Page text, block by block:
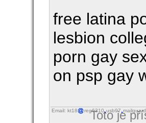
free latina
lesbion
porn gay
on psp gay
Email: kt18 reg6310 usb97
Toto je